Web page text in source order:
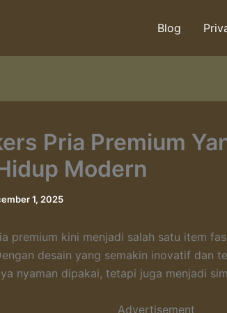
Blog
Pria Premium
Modern
1, 2025
premium kini menjadi salah satu item
desain yang semakin inovatif dan
nyaman dipakai, tetapi juga menjadi
Advertisement